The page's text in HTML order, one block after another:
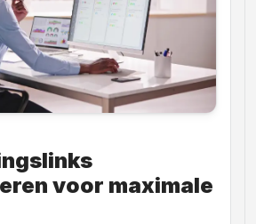
voor maximale